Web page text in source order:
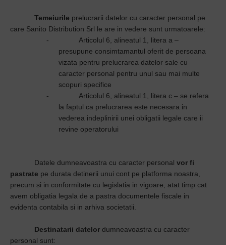
Temeiurile prelucrarii datelor cu caracter personal pe
care Sanito Distribution Srl le are in vedere sunt urmatoarele:
-
Articolul 6, alineatul 1, litera a –
presupune consimtamantul oferit de persoana
vizata pentru prelucrarea datelor sale cu
caracter personal pentru unul sau mai multe
scopuri specifice
-
Articolul 6, alineatul 1, litera c – se refera
la faptul ca prelucrarea este necesara in
vederea indeplinirii unei obligatii legale care ii
revine operatorului
Datele dumneavoastra cu caracter personal vor fi
pastrate pe durata detinerii unui cont pe platforma noastra,
precum si in conformitate cu legislatia in vigoare, atat timp cat
avem obligatia legala de a pastra documentele fiscale in
evidenta contabila si in arhiva societatii.
Destinatarii datelor dumneavoastra cu caracter
personal sunt: